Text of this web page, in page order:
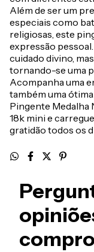
Além de ser um
especiais como
religiosas, este
expressão
cuidado divino,
tornando-se uma
Acompanha uma
também uma
Pingente Medalha
18k mini e
gratidão todos os